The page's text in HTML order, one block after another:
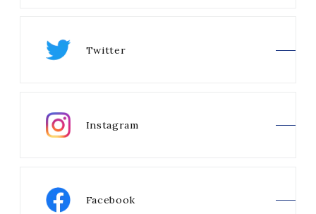
Twitter
Instagram
Facebook